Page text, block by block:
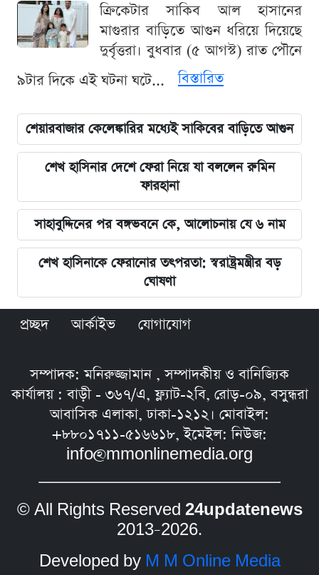
ক্রিকেটার সাকিব আল হাসানের
মাগুরার বাড়িতে আগুন ধরিয়ে দিয়েছে
দুর্বৃত্তরা। বুধবার (৫ আগস্ট) রাত পৌনে
৯টার দিকে এই ঘটনা ঘটে...
বিস্তারিত
শেয়ারবাজার কেলেঙ্কারির মধ্যেই সাকিবের বাড়িতে আগুন
শেখ হাসিনার দেশে ফেরা নিয়ে যা বললেন রুমিন
ফারহানা
সাহাবুদ্দিনের পর বঙ্গভবনে কে, আলোচনায় যে ৬ নাম
শেখ হাসিনাকে ফেরানোর তৎপরতা: স্বরাষ্ট্রমন্ত্রীর বড়
ঘোষণা
প্রচ্ছদ আর্কাইভ যোগাযোগ
সম্পাদক: মনিরুজ্জামান , সম্পাদকীয় ও বানিজ্যিক
কার্যালয় : বাড়ী - ৩৬৭/এ, ফ্ল্যাট-২বি, রোড়-০৯, বসুন্ধরা
আবাসিক এলাকা, ঢাকা-১২১২। মোবাইল:
+৮৮০১৭১১-৫১৬৬১৮, ইমেইল: নিউজ:
info@mmonlinemedia.org
© All Rights Reserved 24updatenews
2013–2026.
Developed by M M Online Media